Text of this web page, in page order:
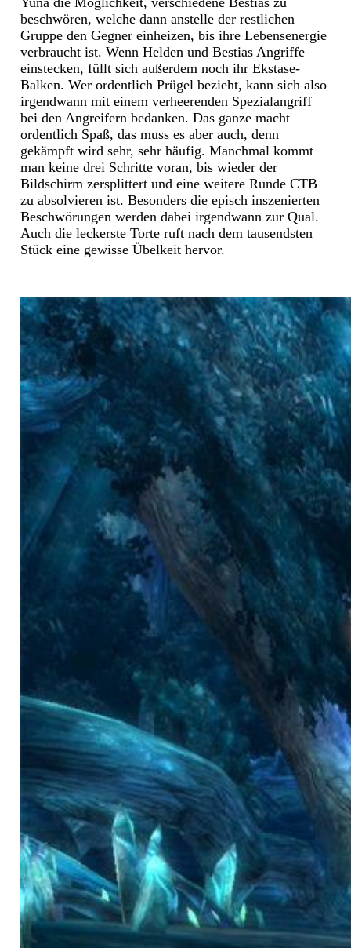
beschwören, welche dann anstelle der restlichen
Gruppe den Gegner einheizen, bis ihre Lebensenergie
verbraucht ist. Wenn Helden und Bestias Angriffe
einstecken, füllt sich außerdem noch ihr Ekstase-
Balken. Wer ordentlich Prügel bezieht, kann sich also
irgendwann mit einem verheerenden Spezialangriff
bei den Angreifern bedanken. Das ganze macht
ordentlich Spaß, das muss es aber auch, denn
gekämpft wird sehr, sehr häufig. Manchmal kommt
man keine drei Schritte voran, bis wieder der
Bildschirm zersplittert und eine weitere Runde CTB
zu absolvieren ist. Besonders die episch inszenierten
Beschwörungen werden dabei irgendwann zur Qual.
Auch die leckerste Torte ruft nach dem tausendsten
Stück eine gewisse Übelkeit hervor.